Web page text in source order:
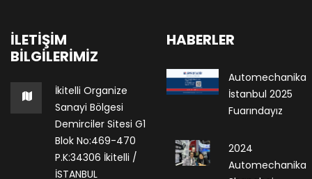
İLETIŞIM
BILGILERIMIZ
İkitelli Organize
Sanayi Bölgesi
Demirciler Sitesi G1
Blok No:469-470
P.K:34306 İkitelli /
İSTANBUL
HABERLER
Automechanika
İstanbul 2025
Fuarındayız
2024
Automechanika